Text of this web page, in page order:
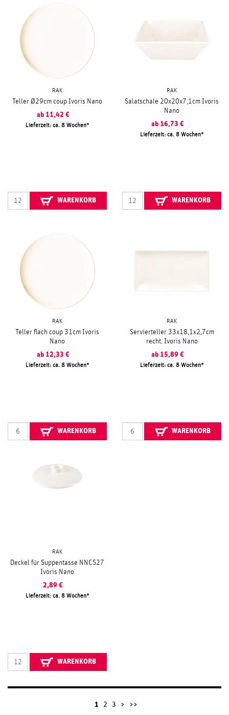
RAK
Teller Ø29cm coup Ivoris Nano
ab 11,42 €
Lieferzeit: ca. 8 Wochen
WARENKORB
RAK
Salatschale 20x20x7,1cm Ivoris
Nano
ab 16,73 €
Lieferzeit: ca. 8 Wochen
WARENKORB
RAK
Teller flach coup 31cm Ivoris
Nano
ab 12,33 €
Lieferzeit: ca. 8 Wochen
WARENKORB
RAK
Servierteller 33x18,1x2,7cm
recht. Ivoris Nano
ab 15,89 €
Lieferzeit: ca. 8 Wochen
WARENKORB
RAK
Deckel für Suppentasse NNCS27
Ivoris Nano
2,89 €
Lieferzeit: ca. 8 Wochen
WARENKORB
1 2 3 > >>